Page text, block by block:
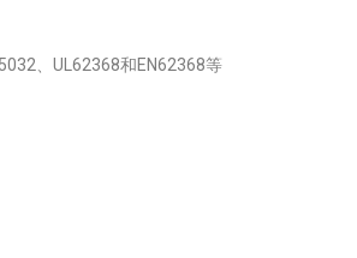
、UL62368和EN62368等